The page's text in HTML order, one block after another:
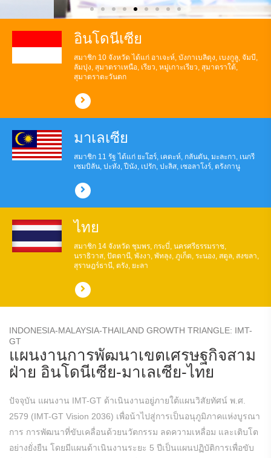
อินโดนีเซีย
สมาชิก 10 จังหวัด ได้แก่ อาเจะห์, บังกาเบลิตุง, เบงกูลู, จัมบี,
ลัมปุง, สุมาตราเหนือ, เรียว, หมู่เกาะเรียว, สุมาตราใต้,
สุมาตราตะวันตก
มาเลเซีย
สมาชิก 11 รัฐ ได้แก่ ยะโฮร์, เคดะห์, กลันตัน, มะละกา, เนกรี
เซมบิลัน, ปะหัง, ปีนัง, เปรัก, ปะลิส, เซอลาโงร์, ตรังกานู
ไทย
สมาชิก 14 จังหวัด ชุมพร, กระบี่, นครศรีธรรมราช,
นราธิวาส, ปัตตานี, พังงา, พัทลุง, ภูเก็ต, ระนอง, สตูล, สงขลา,
สุราษฎร์ธานี, ตรัง, ยะลา
INDONESIA-MALAYSIA-THAILAND GROWTH TRIANGLE: IMT-
GT
แผนงานการพัฒนาเขตเศรษฐกิจสาม
ฝ่าย อินโดนีเซีย-มาเลเซีย-ไทย
ปัจจุบัน แผนงาน IMT-GT ด้าเนินงานอยู่ภายใต้แผนวิสัยทัศน์ พ.ศ.
2579 (IMT-GT Vision 2036) เพื่อน้าไปสู่การเป็นอนุภูมิภาคแห่งบูรณา
การ การพัฒนาที่ขับเคลื่อนด้วยนวัตกรรม ลดความเหลื่อม และเติบโต
อย่างยั่งยืน โดยมีแผนด้าเนินงานระยะ 5 ปีเป็นแผนปฏิบัติการเพื่อขับ